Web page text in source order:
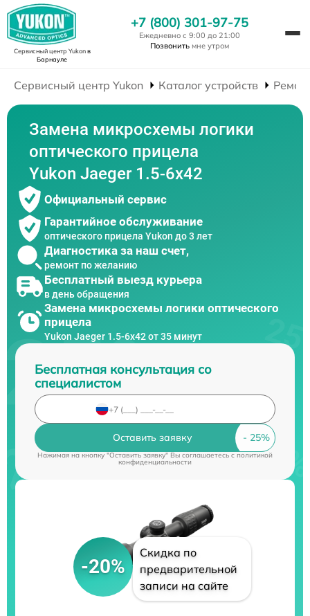
Сервисный центр Yukonв
Барнауле
+7 (800) 301-97-75
Ежедневно с 9:00 до 21:00
Позвонить мне утром
Сервисный центр Yukon Каталог устройств
Замена микросхемы логики
оптического прицела
Yukon Jaeger 1.5-6x42
Официальный сервис
Гарантийное обслуживание
оптического прицела Yukon до 3 лет
Диагностика за наш счет,
ремонт по желанию
Бесплатный выезд курьера
в день обращения
Замена микросхемы логики оптического
прицела
Yukon Jaeger 1.5-6x42 от 35 минут
Бесплатная консультация со
специалистом
Оставить заявку
Нажимая на кнопку "Оставить заявку" Вы соглашаетесь cполитикой
конфиденциальности
-20%
Скидка по
предварительной
записи на сайте